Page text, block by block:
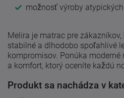
možnosť výroby
Melira je matrac pre
stabilné a dlhodobo spoľahlivé
kompromisov. Ponúka
a komfort, ktorý oceníte každú
Produkt sa nachádza v